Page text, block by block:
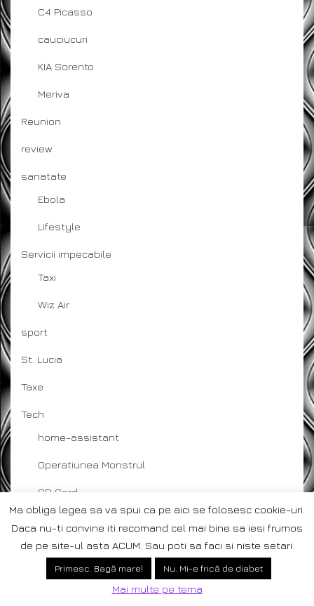
C4 Picasso
cauciucuri
KIA Sorento
Meriva
Reunion
review
sanatate
Ebola
Lifestyle
Servicii impecabile
Taxi
Wiz Air
sport
St. Lucia
Taxe
Tech
home-assistant
Operatiunea Monstrul
SD Card
System Log
Țepelea
Trav Bot
Bugs and Bug Fixes
Ma obliga legea sa va spui ca pe aici se folosesc cookie-uri.
Daca nu-ti convine iti recomand cel mai bine sa iesi frumos
de pe site-ul asta ACUM. Sau poti sa faci si niste setari.
Primesc. Bagă mare! Nu. Mi-e frică de diabet
Mai multe pe tema